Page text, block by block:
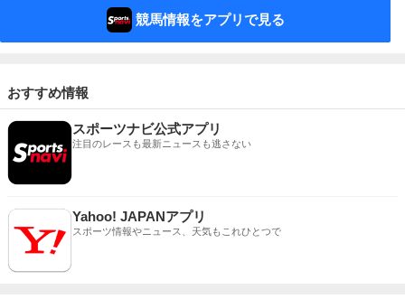
競馬情報をアプリで見る
おすすめ情報
スポーツナビ公式アプリ
注目のレースも最新ニュースも逃さない
Yahoo! JAPANアプリ
スポーツ情報やニュース、天気もこれひとつで